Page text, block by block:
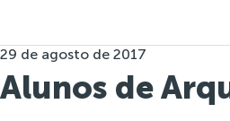
29 de agosto de 2017
Alunos de